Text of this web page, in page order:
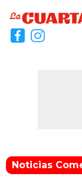
Noticias